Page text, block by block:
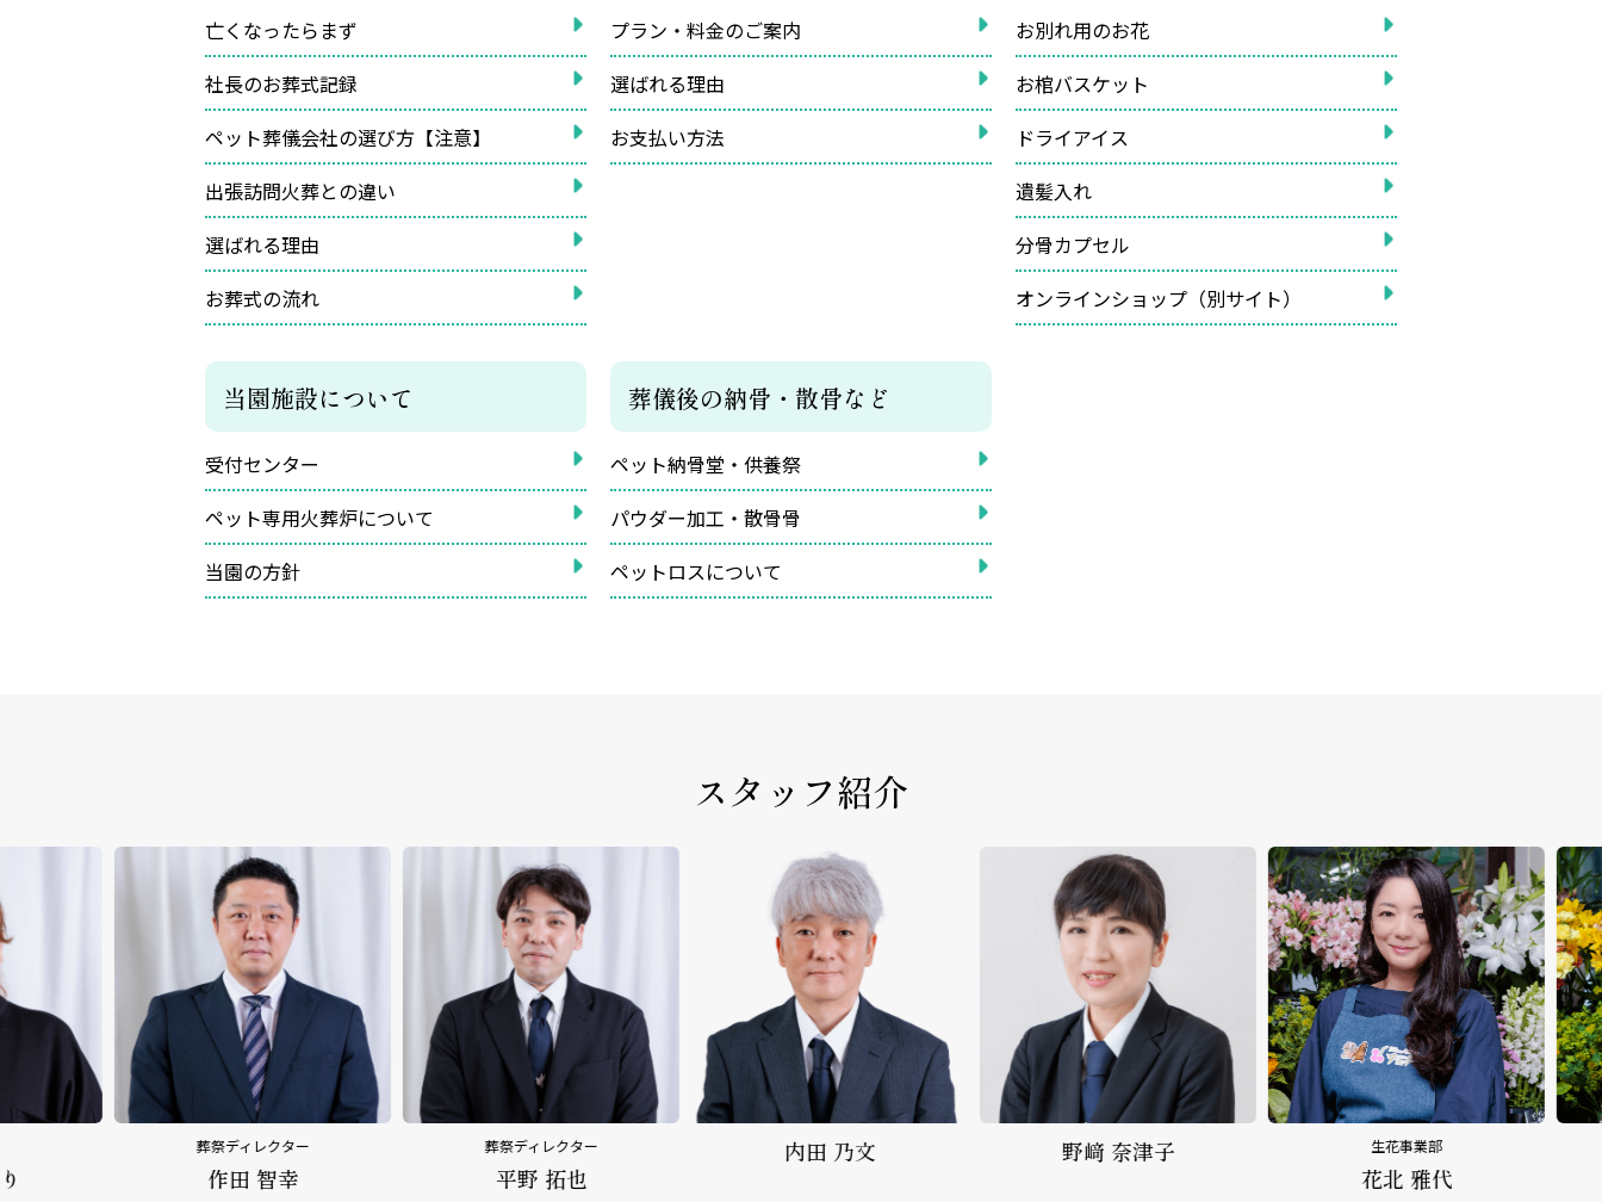
亡くなったらまず
社長のお葬式記録
ペット葬儀会社の選び方【注意】
出張訪問火葬との違い
選ばれる理由
お葬式の流れ
プラン・料金のご案内
選ばれる理由
お支払い方法
お別れ用のお花
お棺バスケット
ドライアイス
遺髪入れ
分骨カプセル
オンラインショップ（別サイト）
当園施設について
受付センター
ペット専用火葬炉について
当園の方針
葬儀後の納骨・散骨など
ペット納骨堂・供養祭
パウダー加工・散骨骨
ペットロスについて
スタッフ紹介
葬祭ディレクター
作田 智幸
葬祭ディレクター
平野 拓也
内田 乃文 野﨑 奈津子 生花事業部
花北 雅代